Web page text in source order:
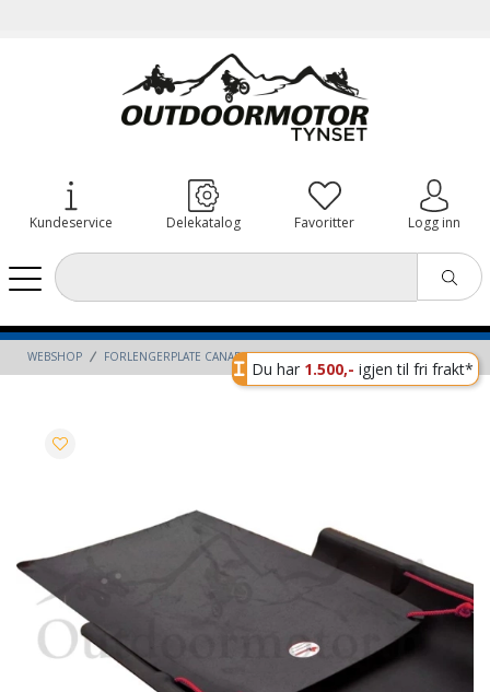
Kundeservice Delekatalog Favoritter Logg inn
WEBSHOP FORLENGERPLATE CANADAPULK SVART
Du har 1.500,- igjen til fri frakt*